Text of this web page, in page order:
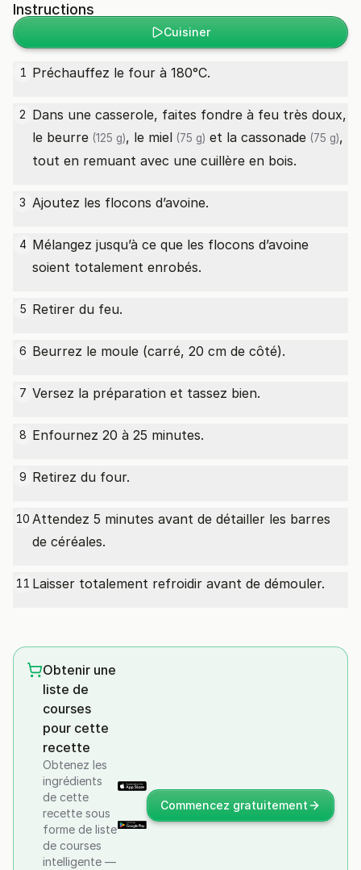
Instructions
Cuisiner
1 Préchauffez le four à 180°C.
2 Dans une casserole, faites fondre à feu très doux,
le beurre (125 g), le miel (75 g) et la cassonade (75 g),
tout en remuant avec une cuillère en bois.
3 Ajoutez les flocons d’avoine.
4 Mélangez jusqu’à ce que les flocons d’avoine
soient totalement enrobés.
5 Retirer du feu.
6 Beurrez le moule (carré, 20 cm de côté).
7 Versez la préparation et tassez bien.
8 Enfournez 20 à 25 minutes.
9 Retirez du four.
10 Attendez 5 minutes avant de détailler les barres
de céréales.
11 Laisser totalement refroidir avant de démouler.
Obtenir une
liste de
courses
pour cette
recette
Obtenez les
ingrédients
de cette
recette sous
forme de liste
de courses
intelligente —
Commencez gratuitement